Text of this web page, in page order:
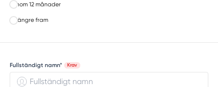
Inom 12 månader
Längre fram
Fullständigt namn* Krav